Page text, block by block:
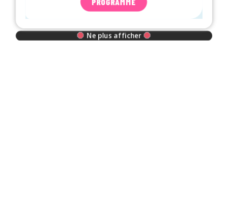
PROGRAMME
Ne plus afficher